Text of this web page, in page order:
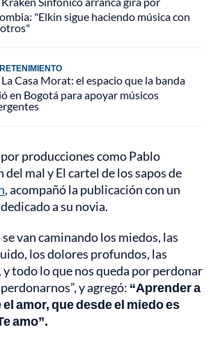
"Elkin sigue haciendo música con
La Casa Morat: el espacio que la banda
en Bogotá para apoyar músicos
producciones como Pablo
del mal y El cartel de los sapos de
, acompañó la publicación con un
a su novia.
van caminando los miedos, las
los dolores profundos, las
y todo lo que nos queda por perdonar
y agregó: “Aprender a
amor, que desde el miedo es
amo”.